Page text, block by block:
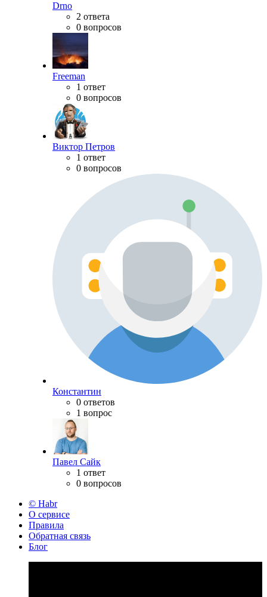
Drno
2 ответа
0 вопросов
Freeman
1 ответ
0 вопросов
Виктор Петров
1 ответ
0 вопросов
Константин
0 ответов
1 вопрос
Павел Сайк
1 ответ
0 вопросов
© Habr
О сервисе
Правила
Обратная связь
Блог